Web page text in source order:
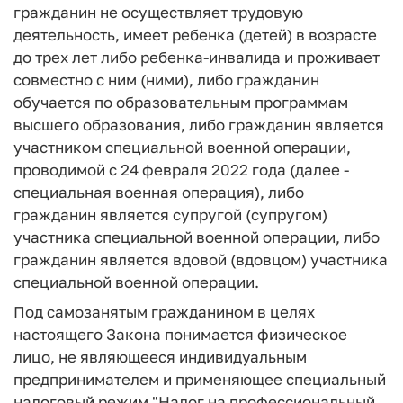
гражданин не осуществляет трудовую
деятельность, имеет ребенка (детей) в возрасте
до трех лет либо ребенка-инвалида и проживает
совместно с ним (ними), либо гражданин
обучается по образовательным программам
высшего образования, либо гражданин является
участником специальной военной операции,
проводимой с 24 февраля 2022 года (далее -
специальная военная операция), либо
гражданин является супругой (супругом)
участника специальной военной операции, либо
гражданин является вдовой (вдовцом) участника
специальной военной операции.
Под самозанятым гражданином в целях
настоящего Закона понимается физическое
лицо, не являющееся индивидуальным
предпринимателем и применяющее специальный